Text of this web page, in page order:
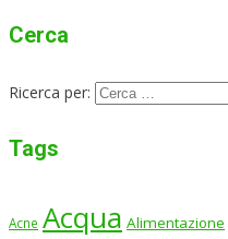
Cerca
Ricerca per:
Tags
Acne Acqua Alimentazione